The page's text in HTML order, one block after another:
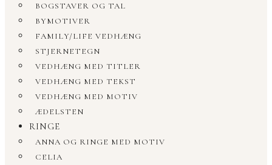
BOGSTAVER OG TAL
BYMOTIVER
FAMILY/LIFE VEDHÆNG
STJERNETEGN
VEDHÆNG MED TITLER
VEDHÆNG MED TEKST
VEDHÆNG MED MOTIV
ÆDELSTEN
RINGE
ANNA OG RINGE MED MOTIV
CELIA